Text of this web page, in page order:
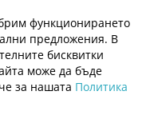
функционирането
предложения. В
бисквитки
може да бъде
за нашата Политика